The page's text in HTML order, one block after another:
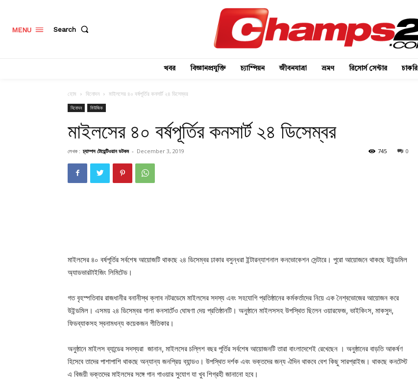
MENU Search
খবর বিজ্ঞানপ্রযুক্তি চ্যাম্পিয়ন জীবনযাত্রা ভ্রমণ রিসোর্স সেন্টার চাকরি
হোম বিনোদন মাইলসের ৪০ বর্ষপূর্তির কনসার্ট ২৪ ডিসেম্বর
বিনোদন মিউজিক
মাইলসের ৪০ বর্ষপূর্তির কনসার্ট ২৪ ডিসেম্বর
লেখক : চ্যাম্পস টোয়েন্টিওয়ান ডটকম - December 3, 2019 0
745
মাইলসের ৪০ বর্ষপূর্তির সর্বশেষ আয়োজটি থাকছে ২৪ ডিসেম্বর ঢাকার বসুন্ধরা ইন্টারন্যাশনাল কনভোকেশন সেন্টারে। পুরো আয়োজনে থাকছে উইন্ডমিল
অ্যাডভারটাইজিং লিমিটেড।
গত বৃহস্পতিবার রাজধানীর বনানীস্থ ক্লাব নটরডেমে মাইলসের সদস্য এবং সহযোগি প্রতিষ্ঠানের কর্মকর্তাদের নিয়ে এক নৈশ্বভোজের আয়োজন করে
উইন্ডমিল। এসময় ২৪ ডিসেম্বর গালা কনসার্টেও ঘোষণা দেয় প্রতিষ্ঠানটি। অনুষ্ঠানে মাইলসসহ উপস্থিত ছিলেন ওয়ারফেজ, ভাইকিংস, মাকসুদ,
ফিডব্যাকসহ স্বনামধন্য কয়েকজন গীতিকার।
অনুষ্ঠানে মাইলস ব্যান্ডের সদস্যরা জানান, মাইলসের চল্লিশ বছর পূর্তির সর্বশেষ আয়োজনটি তারা বাংলাদেশেই রেখেছেন । অনুষ্ঠানের বাড়তি আকর্ষণ
হিসেবে তাদের পাশাপাশি থাকছে অন্যান্য জনপ্রিয় ব্যান্ডও। উপস্থিত দর্শক এবং ভক্তদের জন্য ঐদিন থাকবে বেশ কিছু সারপ্রাইজ। থাকছে কনটেস্ট
এ বিজয়ী ভক্তদের মাইলসের সঙ্গে গান গাওয়ার সুযোগ যা খুব শিগ্রহী জানানো হবে।